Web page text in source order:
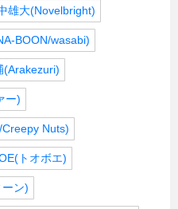
雄大(Novelbright)
BOON/wasabi)
(Arakezuri)
ー)
Nuts)
トオボエ)
ン)